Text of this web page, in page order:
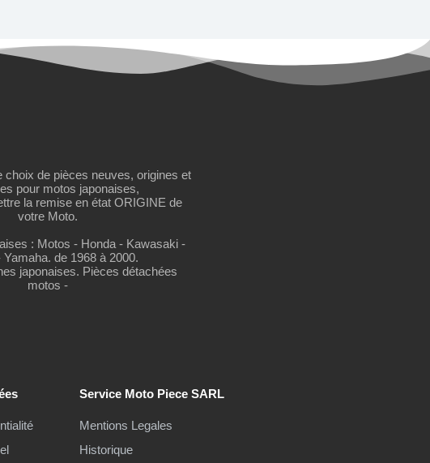
choix de pièces neuves, origines et
pour motos japonaises,
la remise en état ORIGINE de
votre Moto.
: Motos - Honda - Kawasaki -
Yamaha. de 1968 à 2000.
japonaises. Pièces détachées
motos -
Service Moto Piece SARL
Mentions Legales
Historique